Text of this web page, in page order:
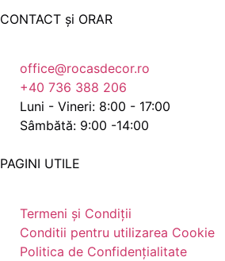
CONTACT și ORAR
office@rocasdecor.ro
+40 736 388 206
Luni - Vineri: 8:00 - 17:00
Sâmbătă: 9:00 -14:00
PAGINI UTILE
Termeni și Condiții
Conditii pentru utilizarea Cookie
Politica de Confidențialitate